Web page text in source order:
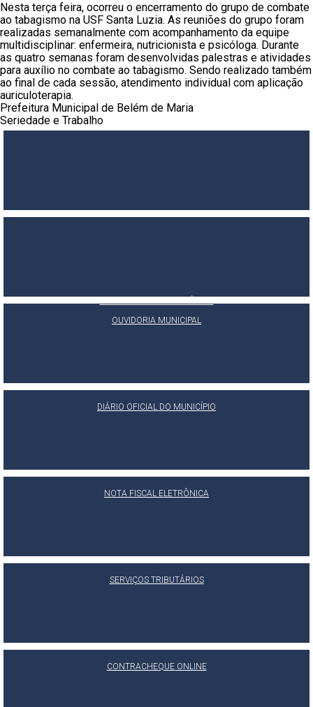
Nesta terça feira, ocorreu o encerramento do grupo de combate
ao tabagismo na USF Santa Luzia. As reuniões do grupo foram
realizadas semanalmente com acompanhamento da equipe
multidisciplinar: enfermeira, nutricionista e psicóloga. Durante
as quatro semanas foram desenvolvidas palestras e atividades
para auxílio no combate ao tabagismo. Sendo realizado também
ao final de cada sessão, atendimento individual com aplicação
auriculoterapia.
Prefeitura Municipal de Belém de Maria
Seriedade e Trabalho
OUVIDORIA MUNICIPAL
DIÁRIO OFICIAL DO MUNICÍPIO
NOTA FISCAL ELETRÔNICA
SERVIÇOS TRIBUTÁRIOS
CONTRACHEQUE ONLINE